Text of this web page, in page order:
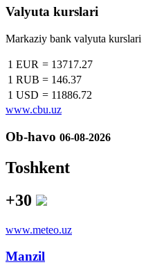
Valyuta kurslari
Markaziy bank valyuta kurslari
1 EUR = 13717.27
1 RUB = 146.37
1 USD = 11886.72
www.cbu.uz
Ob-havo 06-08-2026
Toshkent
+30
www.meteo.uz
Manzil